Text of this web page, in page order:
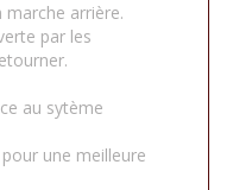
marche arrière.
par les
au sytème
une meilleure